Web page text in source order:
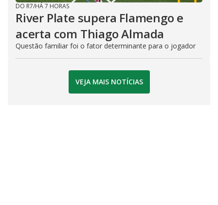
DO R7/HÁ 7 HORAS
River Plate supera Flamengo e
acerta com Thiago Almada
Questão familiar foi o fator determinante para o jogador
VEJA MAIS NOTÍCIAS